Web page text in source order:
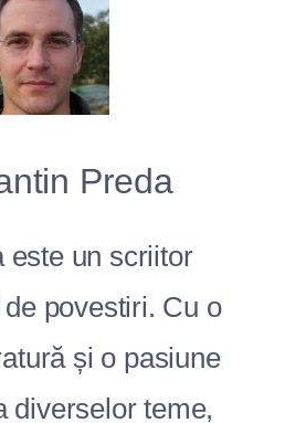
Preda
este un scriitor
povestiri. Cu o
și o pasiune
diverselor teme,